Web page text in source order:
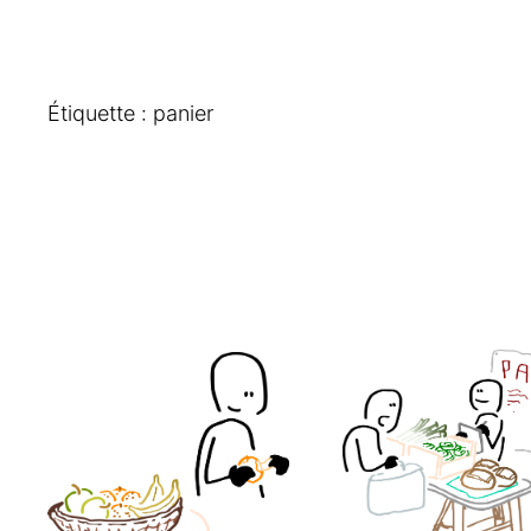
Étiquette : panier